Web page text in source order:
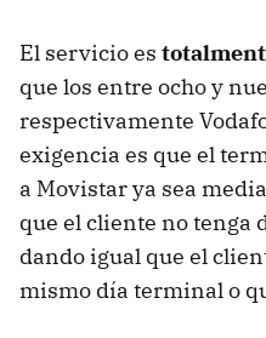
El servicio es
que los entre ocho y
respectivamente
exigencia es que el
a Movistar ya sea
que el cliente no tenga
dando igual que el
mismo día terminal o